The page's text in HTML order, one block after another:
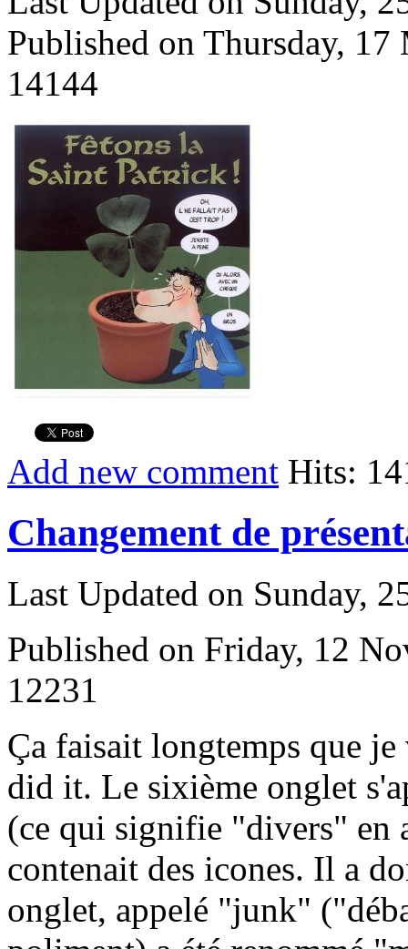
Published on Thursday, 17
14144
Add new comment Hits:
Changement de
Last Updated on Sunday,
Published on Friday, 12
12231
Ça faisait longtemps que
did it. Le sixième onglet
(ce qui signifie "divers" en
contenait des icones. Il a
onglet, appelé "junk"